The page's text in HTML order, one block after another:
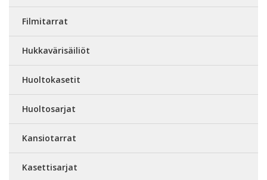
Filmitarrat
Hukkavärisäiliöt
Huoltokasetit
Huoltosarjat
Kansiotarrat
Kasettisarjat